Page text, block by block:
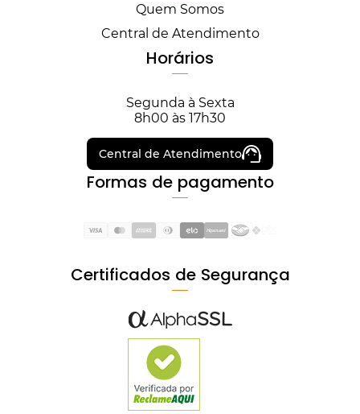
Quem Somos
Central de Atendimento
Horários
Segunda à Sexta
8h00 às 17h30
Central de Atendimento
Formas de pagamento
Certificados de Segurança